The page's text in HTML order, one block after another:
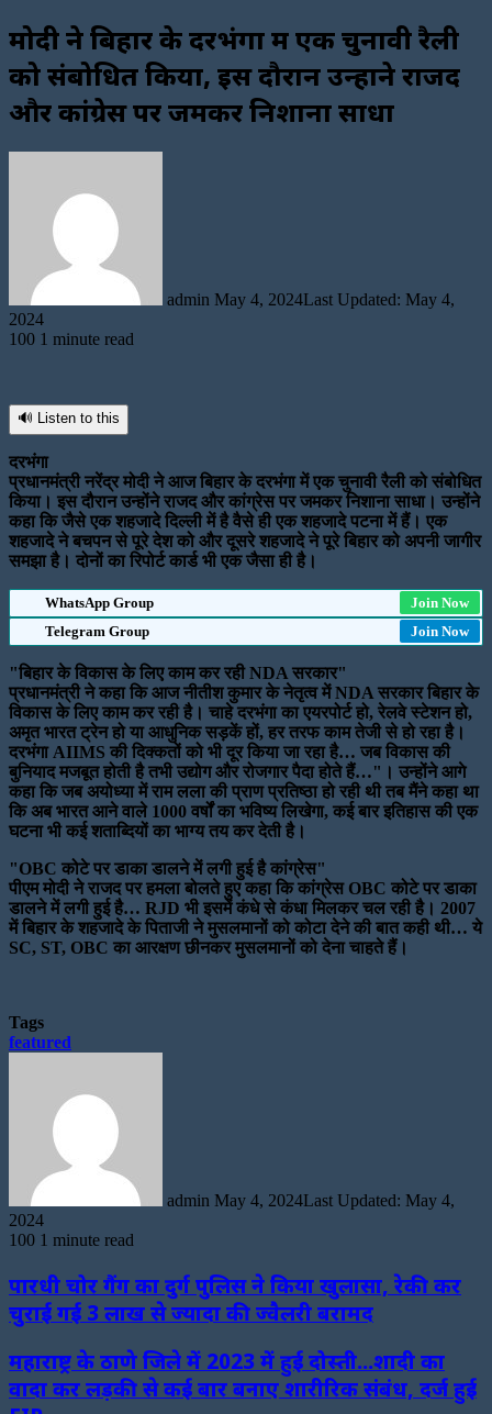
मोदी ने बिहार के दरभंगा में एक चुनावी रैली
को संबोधित किया, इस दौरान उन्होंने राजद
और कांग्रेस पर जमकर निशाना साधा
admin May 4, 2024Last Updated: May 4,
2024
100 1 minute read
🔊 Listen to this
दरभंगा
प्रधानमंत्री नरेंद्र मोदी ने आज बिहार के दरभंगा में एक चुनावी रैली को संबोधित
किया। इस दौरान उन्होंने राजद और कांग्रेस पर जमकर निशाना साधा। उन्होंने
कहा कि जैसे एक शहजादे दिल्ली में है वैसे ही एक शहजादे पटना में हैं। एक
शहजादे ने बचपन से पूरे देश को और दूसरे शहजादे ने पूरे बिहार को अपनी जागीर
समझा है। दोनों का रिपोर्ट कार्ड भी एक जैसा ही है।
WhatsApp Group
Join Now
Telegram Group
Join Now
"बिहार के विकास के लिए काम कर रही NDA सरकार"
प्रधानमंत्री ने कहा कि आज नीतीश कुमार के नेतृत्व में NDA सरकार बिहार के
विकास के लिए काम कर रही है। चाहे दरभंगा का एयरपोर्ट हो, रेलवे स्टेशन हो,
अमृत भारत ट्रेन हो या आधुनिक सड़कें हों, हर तरफ काम तेजी से हो रहा है।
दरभंगा AIIMS की दिक्कतों को भी दूर किया जा रहा है… जब विकास की
बुनियाद मजबूत होती है तभी उद्योग और रोजगार पैदा होते हैं…"। उन्होंने आगे
कहा कि जब अयोध्या में राम लला की प्राण प्रतिष्ठा हो रही थी तब मैंने कहा था
कि अब भारत आने वाले 1000 वर्षों का भविष्य लिखेगा, कई बार इतिहास की एक
घटना भी कई शताब्दियों का भाग्य तय कर देती है।
"OBC कोटे पर डाका डालने में लगी हुई है कांग्रेस"
पीएम मोदी ने राजद पर हमला बोलते हुए कहा कि कांग्रेस OBC कोटे पर डाका
डालने में लगी हुई है… RJD भी इसमें कंधे से कंधा मिलकर चल रही है। 2007
में बिहार के शहजादे के पिताजी ने मुसलमानों को कोटा देने की बात कही थी… ये
SC, ST, OBC का आरक्षण छीनकर मुसलमानों को देना चाहते हैं।
Tags
featured
admin May 4, 2024Last Updated: May 4,
2024
100 1 minute read
पारधी चोर गैंग का दुर्ग पुलिस ने किया खुलासा, रेकी कर
चुराई गई 3 लाख से ज्यादा की ज्वैलरी बरामद
महाराष्ट्र के ठाणे जिले में 2023 में हुई दोस्ती...शादी का
वादा कर लड़की से कई बार बनाए शारीरिक संबंध, दर्ज हुई